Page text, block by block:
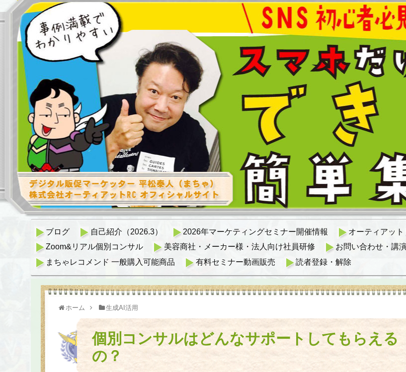
ブログ 自己紹介（2026.3） 2026年マーケティングセミナー開催情報
オーティアッ
Zoom&リアル個別コンサル
美容商社・メーカー様・法人向け社員研修 お問い合わせ・講
まちゃレコメンド 一般購入可能商品
有料セミナー動画販売 読者登録・解除
ホーム 生成AI活用
個別コンサルはどんなサポートしてもらえる
の？